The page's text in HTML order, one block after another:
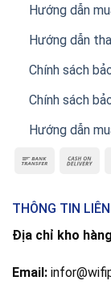
Hướng dẫn
Hướng dẫn
Chính sách
Chính sách
Hướng dẫn
THÔNG TIN
Địa chỉ kho
Email: